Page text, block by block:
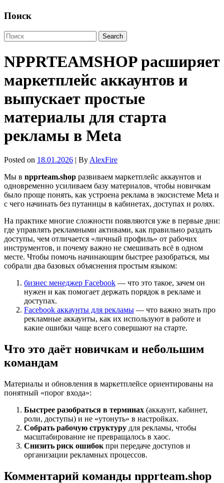
Поиск
NPPRTEAMSHOP расширяет
маркетплейс аккаунтов и
выпускает простые
материалы для старта
рекламы в Meta
Posted on 18.01.2026 | By AlexFire
Мы в npprteam.shop развиваем маркетплейс аккаунтов и
одновременно усиливаем базу материалов, чтобы новичкам
было проще понять, как устроена реклама в экосистеме Meta и
с чего начинать без путаницы в кабинетах, доступах и ролях.
На практике многие сложности появляются уже в первые дни:
где управлять рекламными активами, как правильно раздать
доступы, чем отличается «личный профиль» от рабочих
инструментов, и почему важно не смешивать всё в одном
месте. Чтобы помочь начинающим быстрее разобраться, мы
собрали два базовых объяснения простым языком:
бизнес менеджер Facebook — что это такое, зачем он
нужен и как помогает держать порядок в рекламе и
доступах.
Facebook аккаунты для рекламы — что важно знать про
рекламные аккаунты, как их используют в работе и
какие ошибки чаще всего совершают на старте.
Что это даёт новичкам и небольшим
командам
Материалы и обновления в маркетплейсе ориентированы на
понятный «порог входа»:
Быстрее разобраться в терминах (аккаунт, кабинет,
роли, доступы) и не «утонуть» в настройках.
Собрать рабочую структуру для рекламы, чтобы
масштабирование не превращалось в хаос.
Снизить риск ошибок при передаче доступов и
организации рекламных процессов.
Комментарий команды npprteam.shop